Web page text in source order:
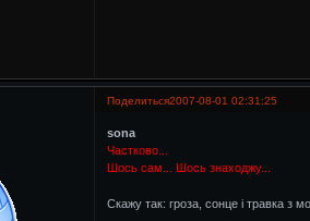
Поделиться2007-08-01 02:31:25
sona
Частково...
Шось сам... Шось знаходжу...
Скажу так: гроза, сонце і травка з